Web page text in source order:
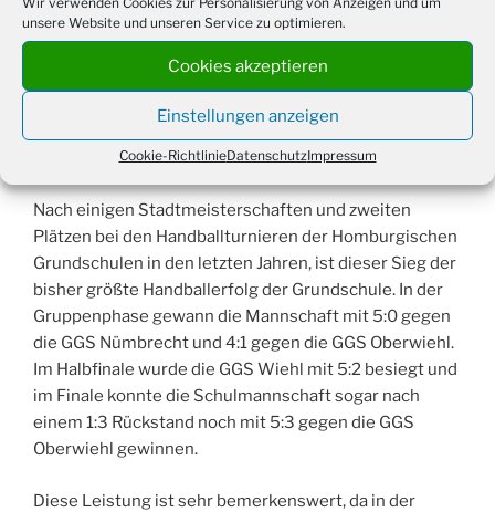
unsere Website und unseren Service zu optimieren.
Cookies akzeptieren
Einstellungen anzeigen
Cookie-RichtlinieDatenschutzImpressum
Grundschulmeisterschaft in Wiehl gewann die
Schulmannschaft der GGS Drabenderhöhe zum ersten
Christian Melzer
Nach einigen Stadtmeisterschaften und zweiten
Plätzen bei den Handballturnieren der Homburgischen
Grundschulen in den letzten Jahren, ist dieser Sieg der
bisher größte Handballerfolg der Grundschule. In der
Gruppenphase gewann die Mannschaft mit 5:0 gegen
die GGS Nümbrecht und 4:1 gegen die GGS Oberwiehl.
Im Halbfinale wurde die GGS Wiehl mit 5:2 besiegt und
im Finale konnte die Schulmannschaft sogar nach
einem 1:3 Rückstand noch mit 5:3 gegen die GGS
Oberwiehl gewinnen.
Diese Leistung ist sehr bemerkenswert, da in der